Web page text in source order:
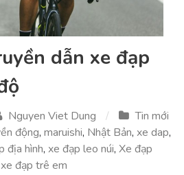
dẫn xe đạp
Nguyen Viet Dung
Tin mới
động, maruishi, Nhật Bản, xe dap,
địa hình, xe đạp leo núi, Xe đạp
xe đạp trê em